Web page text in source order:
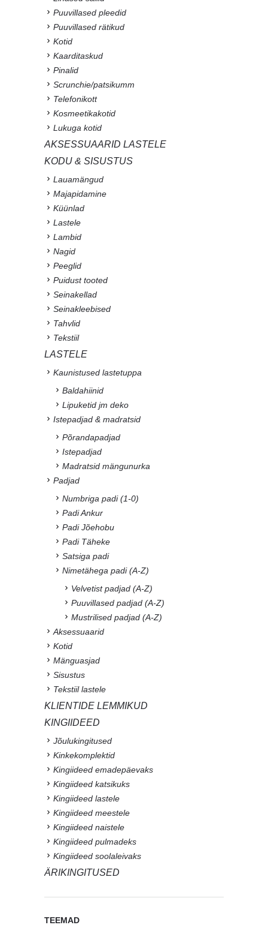
Puuvillased pleedid
Puuvillased rätikud
Kotid
Kaarditaskud
Pinalid
Scrunchie/patsikumm
Telefonikott
Kosmeetikakotid
Lukuga kotid
AKSESSUAARID LASTELE
KODU & SISUSTUS
Lauamängud
Majapidamine
Küünlad
Lastele
Lambid
Nagid
Peeglid
Puidust tooted
Seinakellad
Seinakleebised
Tahvlid
Tekstiil
LASTELE
Kaunistused lastetuppa
Baldahiinid
Lipuketid jm deko
Istepadjad & madratsid
Põrandapadjad
Istepadjad
Madratsid mängunurka
Padjad
Numbriga padi (1-0)
Padi Ankur
Padi Jõehobu
Padi Täheke
Satsiga padi
Nimetähega padi (A-Z)
Velvetist padjad (A-Z)
Puuvillased padjad (A-Z)
Mustrilised padjad (A-Z)
Aksessuaarid
Kotid
Mänguasjad
Sisustus
Tekstiil lastele
KLIENTIDE LEMMIKUD
KINGIIDEED
Jõulukingitused
Kinkekomplektid
Kingiideed emadepäevaks
Kingiideed katsikuks
Kingiideed lastele
Kingiideed meestele
Kingiideed naistele
Kingiideed pulmadeks
Kingiideed soolaleivaks
ÄRIKINGITUSED
TEEMAD